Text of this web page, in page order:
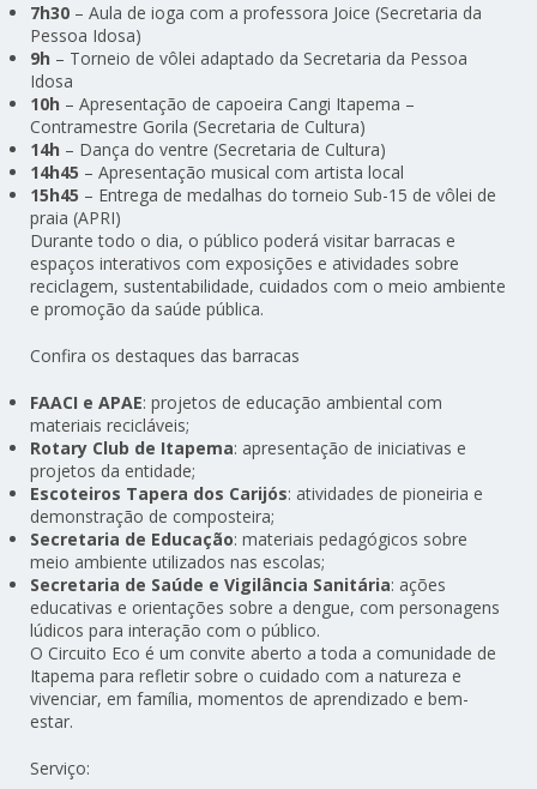
7h30 – Aula de ioga com a professora Joice (Secretaria da
Pessoa Idosa)
9h – Torneio de vôlei adaptado da Secretaria da Pessoa
Idosa
10h – Apresentação de capoeira Cangi Itapema –
Contramestre Gorila (Secretaria de Cultura)
14h – Dança do ventre (Secretaria de Cultura)
14h45 – Apresentação musical com artista local
15h45 – Entrega de medalhas do torneio Sub-15 de vôlei de
praia (APRI)
Durante todo o dia, o público poderá visitar barracas e
espaços interativos com exposições e atividades sobre
reciclagem, sustentabilidade, cuidados com o meio ambiente
e promoção da saúde pública.
Confira os destaques das barracas
FAACI e APAE: projetos de educação ambiental com
materiais recicláveis;
Rotary Club de Itapema: apresentação de iniciativas e
projetos da entidade;
Escoteiros Tapera dos Carijós: atividades de pioneiria e
demonstração de composteira;
Secretaria de Educação: materiais pedagógicos sobre
meio ambiente utilizados nas escolas;
Secretaria de Saúde e Vigilância Sanitária: ações
educativas e orientações sobre a dengue, com personagens
lúdicos para interação com o público.
O Circuito Eco é um convite aberto a toda a comunidade de
Itapema para refletir sobre o cuidado com a natureza e
vivenciar, em família, momentos de aprendizado e bem-
estar.
Serviço: